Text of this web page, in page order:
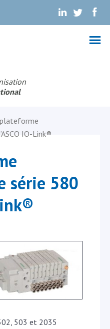
. . .
l
IO-Link®
série 580
503 et 2035